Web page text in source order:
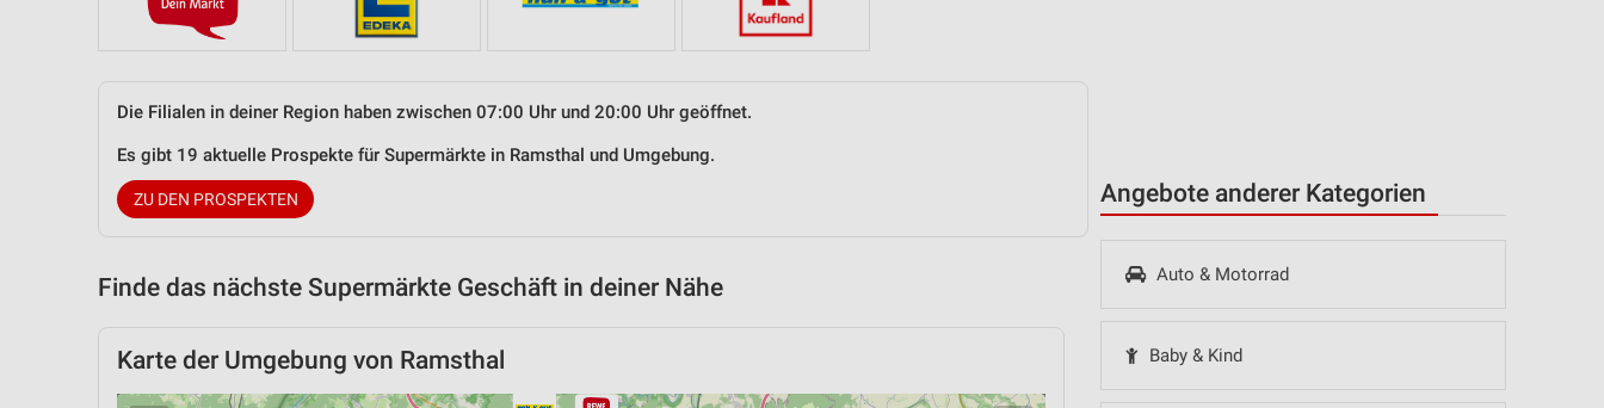
Angebote anderer Kategorien
Auto & Motorrad
Baby & Kind
Die Filialen in deiner Region haben zwischen 07:00 Uhr und 20:00 Uhr geöffnet.
Es gibt 19 aktuelle Prospekte für Supermärkte in Ramsthal und Umgebung.
ZU DEN PROSPEKTEN
Finde das nächste Supermärkte Geschäft in deiner Nähe
Karte der Umgebung von Ramsthal